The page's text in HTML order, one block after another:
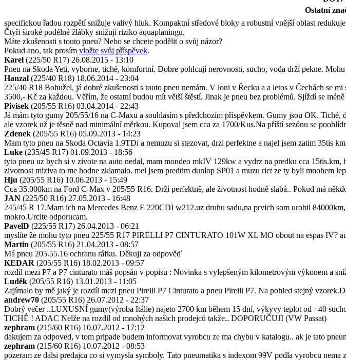
Ostatní
specifickou řadou rozpětí snižuje valivý hluk. Kompaktní středové bloky a robustní vnější oblast
Čtyři široké podélné žlábky snižují riziko aquaplaningu.
Máte zkušenosti s touto pneu? Nebo se chcete podělit o svůj názor?
Pokud ano, tak prosím vložte svůj příspěvek.
Karel (225/50 R17) 26.08.2015 - 13:10
Pneu na Skoda Yeti, vyborne, tiché, komfortní. Dobre pohlcují nerovnosti, sucho, voda drží pekne.
Hanzal (225/40 R18) 18.06.2014 - 23:04
225/40 R18 Bohužel, já dobré zkušenosti s touto pneu nemám. V loni v Řecku a a letos v Čechách se
3500,- Kč za každou. Věřím, že ostatní budou mít větší štěstí. Jinak je pneu bez problémů. Sjíždí se
Pivisek (205/55 R16) 03.04.2014 - 22:43
Já mám tyto gumy 205/55/16 na C-Maxu a souhlasím s předchozím příspěvkem. Gumy jsou OK.
ale vzorek už je těsně nad minimální měrkou. Kupoval jsem cca za 1700/Kus.Na příští sezónu se
Zdenek (205/55 R16) 05.09.2013 - 14:23
Mam tyto pneu na Skoda Octavia 1.9TDi a nemuzu si stezovat, drzi perfektne a najel jsem zatim 35tis
Luke (235/45 R17) 01.09.2013 - 18:56
tyto pneu uz bych si v zivote na auto nedal, mam mondeo mkIV 129kw a vydrz na predku cca
zivotnost miziva to me hodne zklamalo. mel jsem predtim dunlop SP01 a muzu rict ze ty byli mnohem
Hju (205/55 R16) 10.06.2013 - 15:49
Cca 35.000km na Ford C-Max v 205/55 R16. Drží perfektně, ale životnost hodně slabá.. Pokud má
JAN (225/50 R16) 27.05.2013 - 16:48
245/45 R 17.Mam ich na Mercedes Benz E 220CDI w212.uz druhu sadu,na prvich som urobil
mokro.Urcite odporucam.
PavelD (225/55 R17) 26.04.2013 - 06:21
myslíte že mohu tyto pneu 225/55 R17 PIRELLI P7 CINTURATO 101W XL MO obout na espas IV?
Martin (205/55 R16) 21.04.2013 - 08:57
Má pneu 205.55.16 ochranu ráfku. Děkuji za odpověď
KEDAR (205/55 R16) 18.02.2013 - 09:57
rozdíl mezi P7 a P7 cinturato máš popsán v popisu : Novinka s vylepšeným kilometrovým výkonem a
Luděk (205/55 R16) 13.01.2013 - 11:05
Zajímalo by mě jaký je rozdíl mezi pneu Pirelli P7 Cinturato a pneu Pirelli P7. Na pohled stejný
andrew70 (205/55 R16) 26.07.2012 - 22:37
Dobrý večer ..LUXUSNÍ gumy(výroba Itálie) najeto 2700 km během 15 dní, výkyvy teplot od +40
TICHÉ ! ADAC Nelže na rozdíl od mnohých našich prodejců takže.. DOPORUČUJI (VW Passat)
zephram (215/60 R16) 10.07.2012 - 17:12
dakujem za odpoved, v tom pripade budem informovat vyrobcu ze ma chybu v katalogu.. ak je tato
zephram (215/60 R16) 10.07.2012 - 08:53
pozeram ze dalsi predajca co si vymysla symboly. Tato pneumatika s indexom 99V podla vyrobcu nema